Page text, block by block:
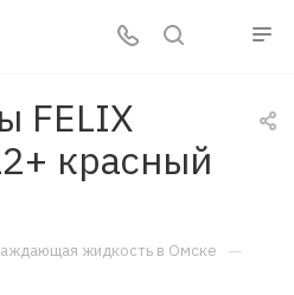
FELIX
красный
жидкость в Омске —